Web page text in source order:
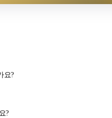
요?
?